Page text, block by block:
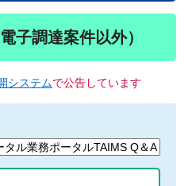
子調達案件以外）
システムで公告しています